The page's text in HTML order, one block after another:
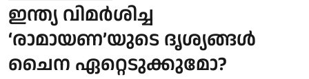
ഇന്ത്യ വിമർശിച്ച
‘രാമായണ’യുടെ ദൃശ്യങ്ങൾ
ചൈന ഏറ്റെടുക്കുമോ?